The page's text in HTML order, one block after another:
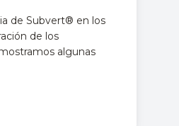
de Subvert® en los
de los
algunas